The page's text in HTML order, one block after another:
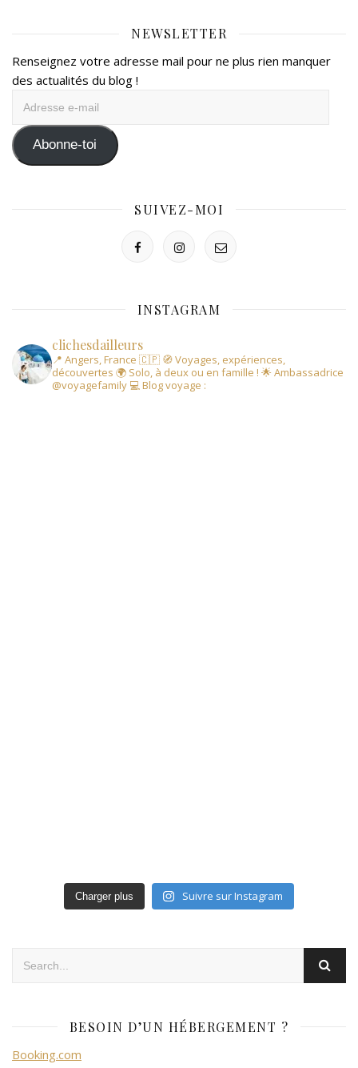
NEWSLETTER
Renseignez votre adresse mail pour ne plus rien manquer
des actualités du blog !
mail Abonne-toi
SUIVEZ-MOI
INSTAGRAM
clichesdailleurs
📍 Angers, France 🇨🇵 🧭 Voyages, expériences,
découvertes 🌍 Solo, à deux ou en famille ! 🌟 Ambassadrice
@voyagefamily 💻 Blog voyage :
Charger plus Suivre sur Instagram
BESOIN D’UN HÉBERGEMENT ?
Booking.com